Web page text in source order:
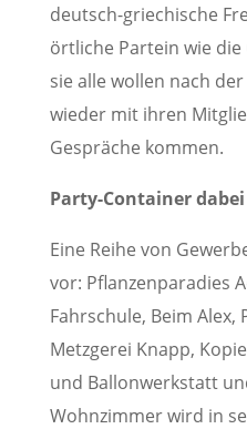
deutsch-griechische
örtliche Partein wie
sie alle wollen nach
wieder mit ihren
Gespräche kommen.
Party-Container dabei
Eine Reihe von
vor: Pflanzenparadies
Fahrschule, Beim Alex,
Metzgerei Knapp,
und Ballonwerkstatt
Wohnzimmer wird in